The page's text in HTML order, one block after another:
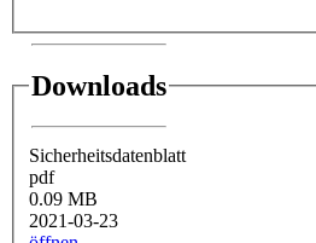
Downloads
Sicherheitsdatenblatt
pdf
0.09 MB
2021-03-23